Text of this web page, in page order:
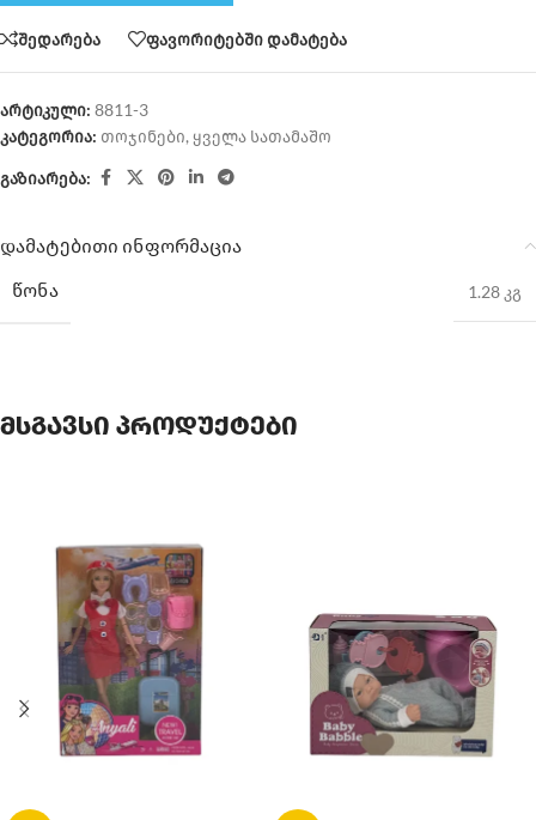
შედარება ფავორიტებში დამატება
არტიკული: 8811-3
კატეგორია: თოჯინები, ყველა სათამაშო
გაზიარება:
დამატებითი ინფორმაცია
ᲬᲝᲜᲐ
1.28 კგ
მსგავსი პროდუქტები